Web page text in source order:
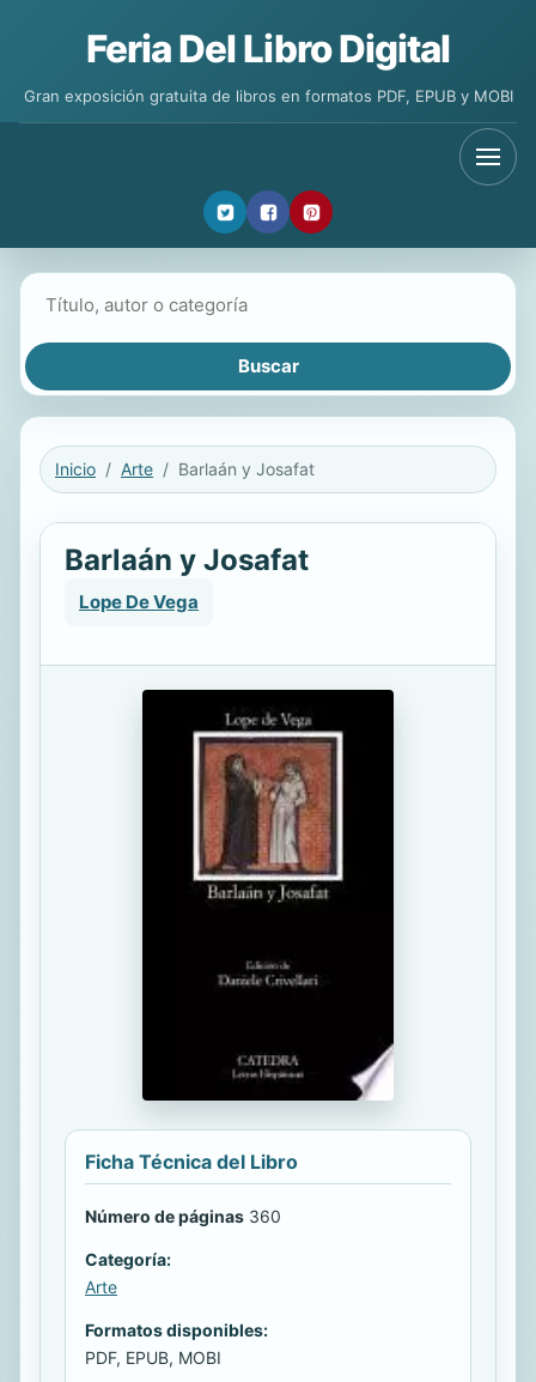
Feria Del Libro Digital
Gran exposición gratuita de libros en formatos PDF, EPUB y MOBI
Inicio Arte Barlaán y Josafat
Barlaán y Josafat
Lope De Vega
Ficha Técnica del Libro
Número de páginas 360
Categoría:
Arte
Formatos disponibles:
PDF, EPUB, MOBI